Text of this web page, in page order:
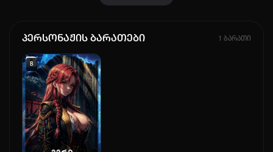
პერსონაჟის ბარათები 1 ბარათი
B